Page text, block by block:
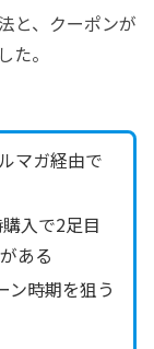
と、クーポンが
。
マガ経由で
入で2足目
ある
ン時期を狙う